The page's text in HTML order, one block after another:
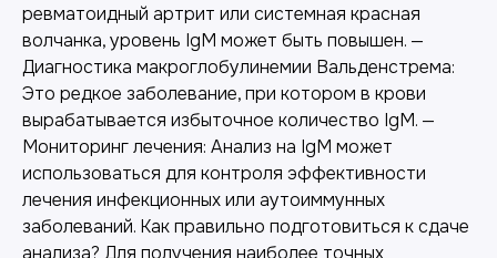
ревматоидный артрит или системная красная
волчанка, уровень IgM может быть повышен. —
Диагностика макроглобулинемии Вальденстрема:
Это редкое заболевание, при котором в крови
вырабатывается избыточное количество IgM. —
Мониторинг лечения: Анализ на IgM может
использоваться для контроля эффективности
лечения инфекционных или аутоиммунных
заболеваний. Как правильно подготовиться к сдаче
анализа? Для получения наиболее точных